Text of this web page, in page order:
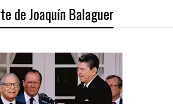
de Joaquín Balaguer